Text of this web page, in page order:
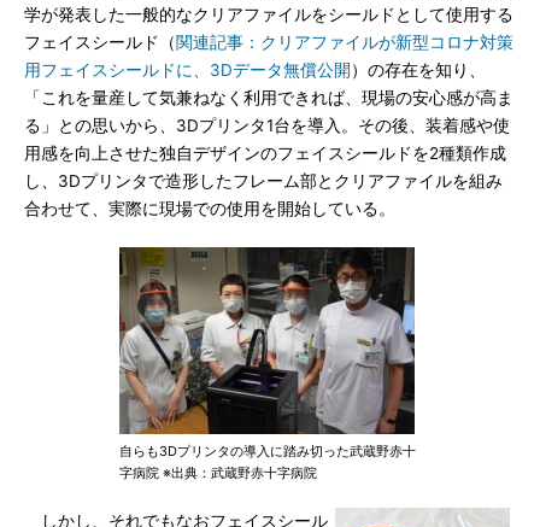
学が発表した一般的なクリアファイルをシールドとして使用する
フェイスシールド（関連記事：クリアファイルが新型コロナ対策
用フェイスシールドに、3Dデータ無償公開 ）の存在を知り、
「これを量産して気兼ねなく利用できれば、現場の安心感が高ま
る」との思いから、3Dプリンタ1台を導入。その後、装着感や使
用感を向上させた独自デザインのフェイスシールドを2種類作成
し、3Dプリンタで造形したフレーム部とクリアファイルを組み
合わせて、実際に現場での使用を開始している。
自らも3Dプリンタの導入に踏み切った武蔵野赤十
字病院 ※出典：武蔵野赤十字病院
しかし、それでもなおフェイスシール